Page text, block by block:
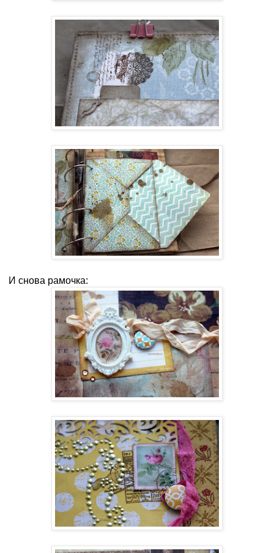
И снова рамочка: